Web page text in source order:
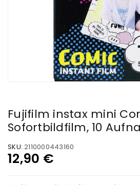
Fujifilm instax mini
Sofortbildfilm, 10
SKU: 2110000443160
12,90 €